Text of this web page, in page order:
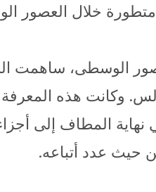
خلال العصور
الوسطى، ساهمت
وكانت هذه
نهاية المطاف إلى
حيث عدد أتباعه.